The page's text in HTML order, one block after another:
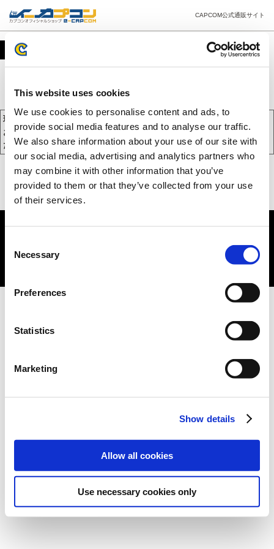
This website uses cookies
We use cookies to personalise content and ads, to
provide social media features and to analyse our traffic.
We also share information about your use of our site with
our social media, advertising and analytics partners who
may combine it with other information that you’ve
provided to them or that they’ve collected from your use
of their services.
Selection
Necessary
Preferences
Statistics
Marketing
Show details
Allow all cookies
Use necessary cookies only
CAPCOM公式通販サイト
カート
現在、カートには商品が入っておりません。
お買い物を続けるには下の 「お買い物を続ける」 をクリックしてく
ださい。